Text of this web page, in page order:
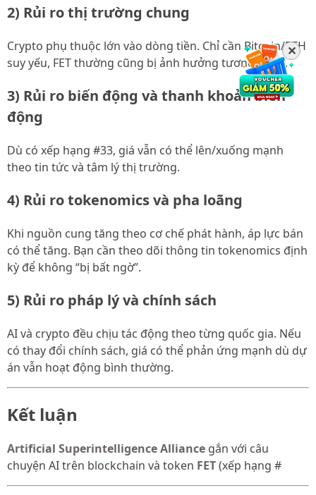
2) Rủi ro thị trường chung
Crypto phụ thuộc lớn vào dòng tiền. Chỉ cần Bitcoin/ETH
suy yếu, FET thường cũng bị ảnh hưởng tương quan.
3) Rủi ro biến động và thanh khoản biến
động
Dù có xếp hạng #33, giá vẫn có thể lên/xuống mạnh
theo tin tức và tâm lý thị trường.
4) Rủi ro tokenomics và pha loãng
Khi nguồn cung tăng theo cơ chế phát hành, áp lực bán
có thể tăng. Bạn cần theo dõi thông tin tokenomics định
kỳ để không “bị bất ngờ”.
5) Rủi ro pháp lý và chính sách
AI và crypto đều chịu tác động theo từng quốc gia. Nếu
có thay đổi chính sách, giá có thể phản ứng mạnh dù dự
án vẫn hoạt động bình thường.
Kết luận
Artificial Superintelligence Alliance gắn với câu
chuyện AI trên blockchain và token FET(xếp hạng #
✕